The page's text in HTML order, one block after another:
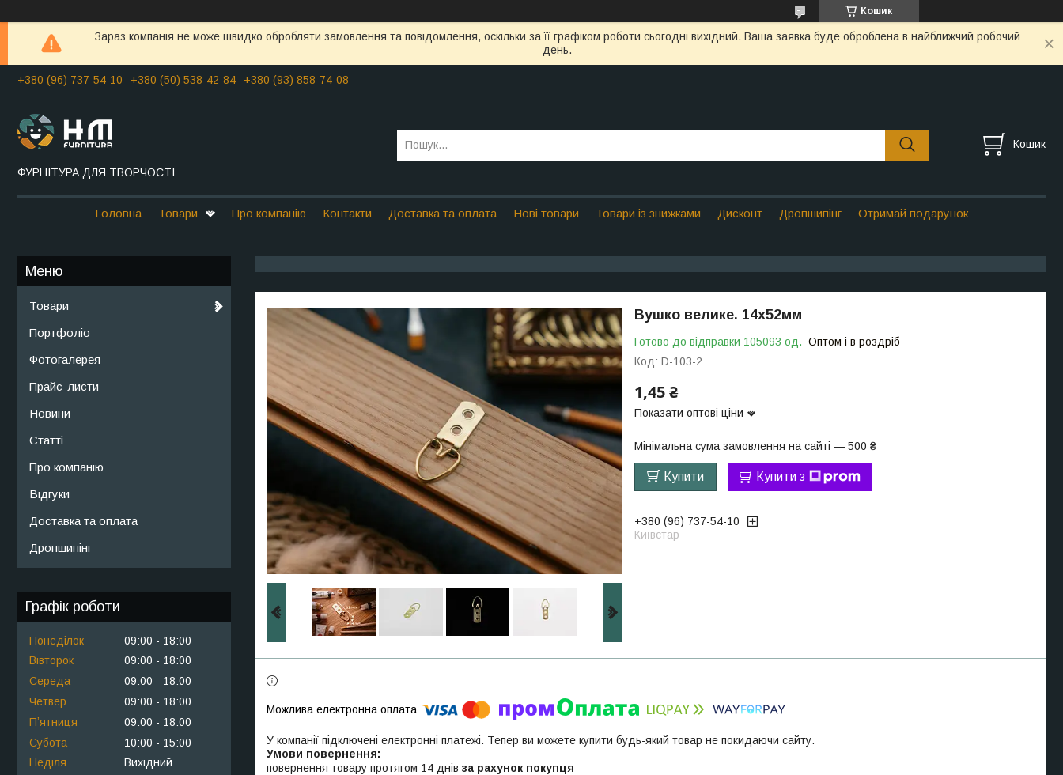
Кошик
Зараз компанія не може швидко обробляти замовлення та повідомлення, оскільки за її графіком роботи сьогодні вихідний. Ваша заявка буде оброблена в найближчий робочий
день.
+380 (96) 737-54-10 +380 (50) 538-42-84 +380 (93) 858-74-08
ФУРНІТУРА ДЛЯ ТВОРЧОСТІ
Кошик
Головна Товари Про компанію Контакти Доставка та оплата Нові товари Товари із знижками Дисконт Дропшипінг Отримай подарунок
Вушко велике. 14х52мм
Готово до відправки 105093 од. Оптом і в роздріб
Код: D-103-2
1,45 ₴
Показати оптові ціни
Мінімальна сума замовлення на сайті — 500 ₴
Купити Купити з
+380 (96) 737-54-10
Київстар
У компанії підключені електронні платежі. Тепер ви можете купити будь-який товар не покидаючи сайту.
повернення товару протягом 14 днів за рахунок покупця
Товари
Портфоліо
Фотогалерея
Прайс-листи
Новини
Статті
Про компанію
Відгуки
Доставка та оплата
Дропшипінг
Графік роботи
Понеділок 09:00
18:00
Вівторок
09:00
18:00
Середа
09:00
18:00
Четвер
09:00
18:00
Пʼятниця
09:00
18:00
Субота
10:00
15:00
Неділя
Вихідний